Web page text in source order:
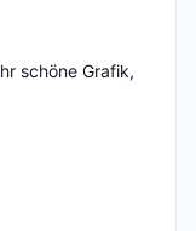
schöne Grafik,